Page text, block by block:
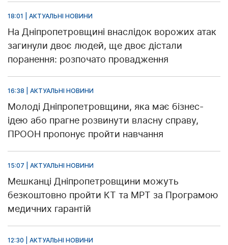
18:01 | АКТУАЛЬНІ НОВИНИ
На Дніпропетровщині внаслідок ворожих атак
загинули двоє людей, ще двоє дістали
поранення: розпочато провадження
16:38 | АКТУАЛЬНІ НОВИНИ
Молоді Дніпропетровщини, яка має бізнес-
ідею або прагне розвинути власну справу,
ПРООН пропонує пройти навчання
15:07 | АКТУАЛЬНІ НОВИНИ
Мешканці Дніпропетровщини можуть
безкоштовно пройти КТ та МРТ за Програмою
медичних гарантій
12:30 | АКТУАЛЬНІ НОВИНИ